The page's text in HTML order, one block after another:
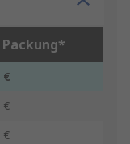
Packung*
€
€
€